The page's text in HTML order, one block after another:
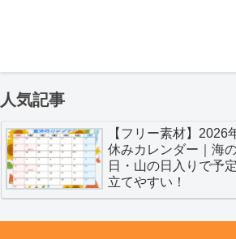
人気記事
【フリー素材】2026
休みカレンダー｜海
日・山の日入りで予
立てやすい！